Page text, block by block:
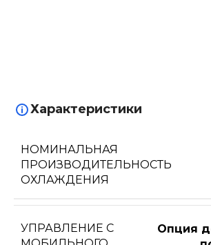
Характеристики
НОМИНАЛЬНАЯ
ПРОИЗВОДИТЕЛЬНОСТЬ
ОХЛАЖДЕНИЯ
УПРАВЛЕНИЕ C
Опция